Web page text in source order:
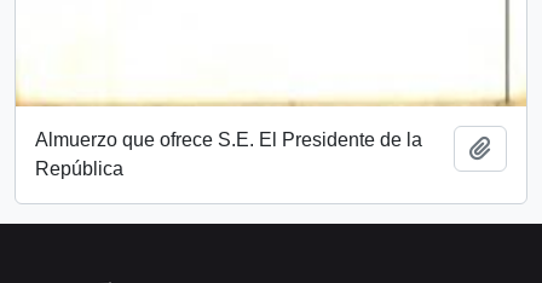
Almuerzo que ofrece S.E. El Presidente de la
República